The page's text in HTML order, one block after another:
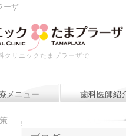
ーザ
クリニックたまプラーザで
メニュー 歯科医師紹